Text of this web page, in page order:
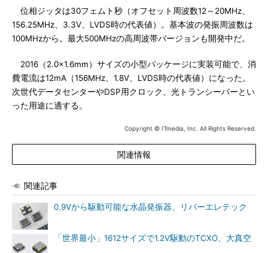
位相ジッタは30フェムト秒（オフセット周波数12～20MHz、
156.25MHz、3.3V、LVDS時の代表値）。基本波の発振周波数は
100MHzから。最大500MHzの高周波帯バージョンも開発中だ。
2016（2.0×1.6mm）サイズの小型パッケージに実装可能で、消
費電流は12mA（156MHz、1.8V、LVDS時の代表値）になった。
次世代データセンターやDSP用クロック、光トランシーバーとい
った用途に適する。
Copyright © ITmedia, Inc. All Rights Reserved.
関連情報
関連記事
0.9Vから駆動可能な水晶発振器、リバーエレテック
「世界最小」1612サイズで1.2V駆動のTCXO、大真空